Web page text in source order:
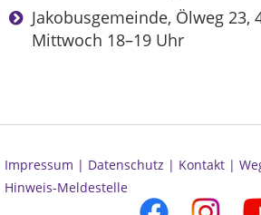
Jakobusgemeinde, Ölweg 23,
Mittwoch 18–19 Uhr
Impressum | Datenschutz | Kontakt |
Hinweis-Meldestelle